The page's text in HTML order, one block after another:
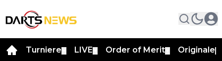
Turniere LIVE Order of Merit Originale